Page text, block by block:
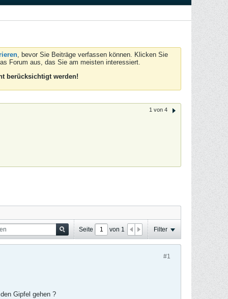
, bevor Sie Beiträge verfassen können. Klicken Sie
Forum aus, das Sie am meisten interessiert.
berücksichtigt werden!
1 von 4
Seite von 1 Filter
#1
Gipfel gehen ?